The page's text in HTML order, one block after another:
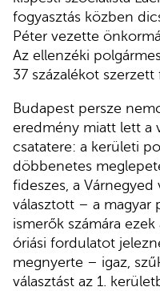
fogyasztás közben
Péter vezette
Az ellenzéki
37 százalékot szerzett
Budapest persze
eredmény miatt lett a
csatatere: a kerületi
döbbenetes
fideszes, a
választott – a magyar
ismerők számára
óriási fordulatot
megnyerte – igaz,
választást az 1.